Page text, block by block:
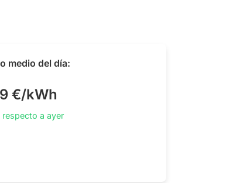
medio del día:
€/kWh
a ayer